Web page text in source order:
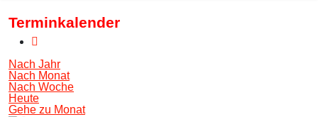
Terminkalender
Nach Jahr
Nach Monat
Nach Woche
Heute
Gehe zu Monat